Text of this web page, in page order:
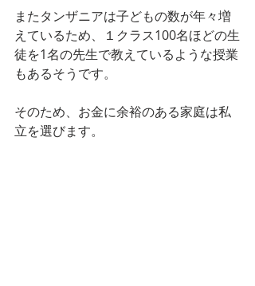
またタンザニアは子どもの数が年々増
えているため、１クラス100名ほどの生
徒を1名の先生で教えているような授業
もあるそうです。
そのため、お金に余裕のある家庭は私
立を選びます。